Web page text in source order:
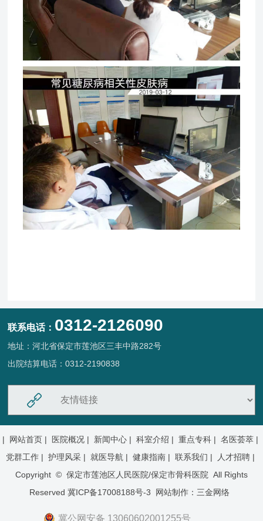
联系电话： 0312-2126090
地址：河北省保定市莲池区三丰中路282号
出院结算电话：0312-2190838
| 网站首页 | 医院概况 | 新闻中心 | 科室介绍 | 重点专科 | 名医荟萃 |
党群工作 | 护理风采 | 就医导航 | 健康指南 | 联系我们 |
人才招聘 |
Copyright © 保定市莲池区人民医院/保定市骨科医院 All Rights
Reserved 冀ICP备17008188号-3 网站制作： 三金网络
冀公网安备 13060602001255号